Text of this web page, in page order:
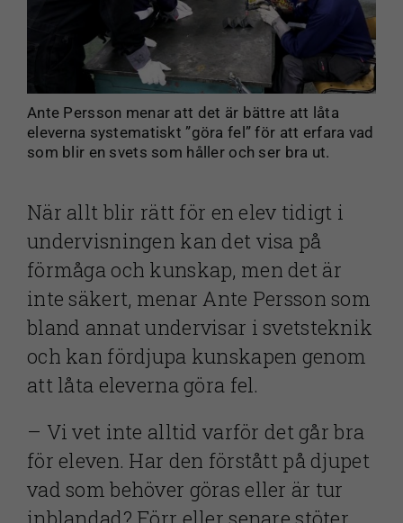
Ante Persson menar att det är bättre att låta
eleverna systematiskt ”göra fel” för att erfara vad
som blir en svets som håller och ser bra ut.
När allt blir rätt för en elev tidigt i
undervisningen kan det visa på
förmåga och kunskap, men det är
inte säkert, menar Ante Persson som
bland annat undervisar i svetsteknik
och kan fördjupa kunskapen genom
att låta eleverna göra fel.
­­­– Vi vet inte alltid varför det går bra
för eleven. Har den förstått på djupet
vad som behöver göras eller är tur